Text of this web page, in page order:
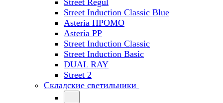
Street Regul
Street Induction Classic Blue
Asteria ПРОМО
Asteria PP
Street Induction Classic
Street Induction Basic
DUAL RAY
Street 2
Складские светильники